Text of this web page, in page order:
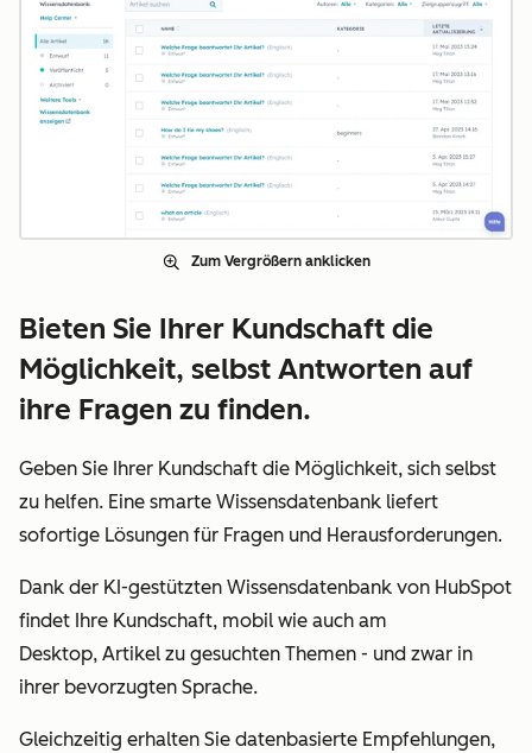
Zum Vergrößern anklicken
Bieten Sie Ihrer Kundschaft die
Möglichkeit, selbst Antworten auf
ihre Fragen zu finden.
Geben Sie Ihrer Kundschaft die Möglichkeit, sich selbst
zu helfen. Eine smarte Wissensdatenbank liefert
sofortige Lösungen für Fragen und Herausforderungen.
Dank der KI-gestützten Wissensdatenbank von HubSpot
findet Ihre Kundschaft, mobil wie auch am
Desktop, Artikel zu gesuchten Themen - und zwar in
ihrer bevorzugten Sprache.
Gleichzeitig erhalten Sie datenbasierte Empfehlungen,